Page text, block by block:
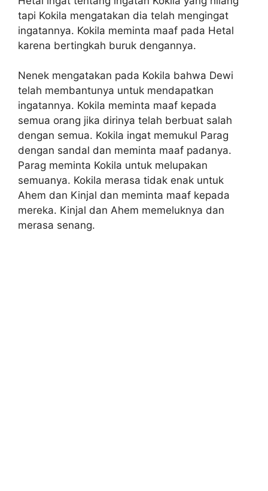
tapi Kokila mengatakan dia telah mengingat
ingatannya. Kokila meminta maaf pada Hetal
karena bertingkah buruk dengannya.
Nenek mengatakan pada Kokila bahwa Dewi
telah membantunya untuk mendapatkan
ingatannya. Kokila meminta maaf kepada
semua orang jika dirinya telah berbuat salah
dengan semua. Kokila ingat memukul Parag
dengan sandal dan meminta maaf padanya.
Parag meminta Kokila untuk melupakan
semuanya. Kokila merasa tidak enak untuk
Ahem dan Kinjal dan meminta maaf kepada
mereka. Kinjal dan Ahem memeluknya dan
merasa senang.